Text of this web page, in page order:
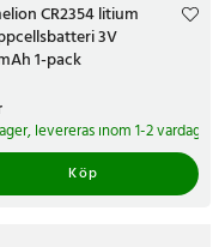
CR2354 litium
3V
1-pack
levereras inom 1-2 vardagar
Köp